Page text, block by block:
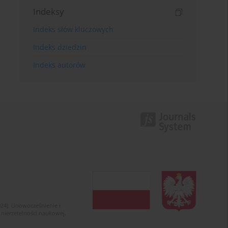
Indeksy
Indeks słów kluczowych
Indeks dziedzin
Indeks autorów